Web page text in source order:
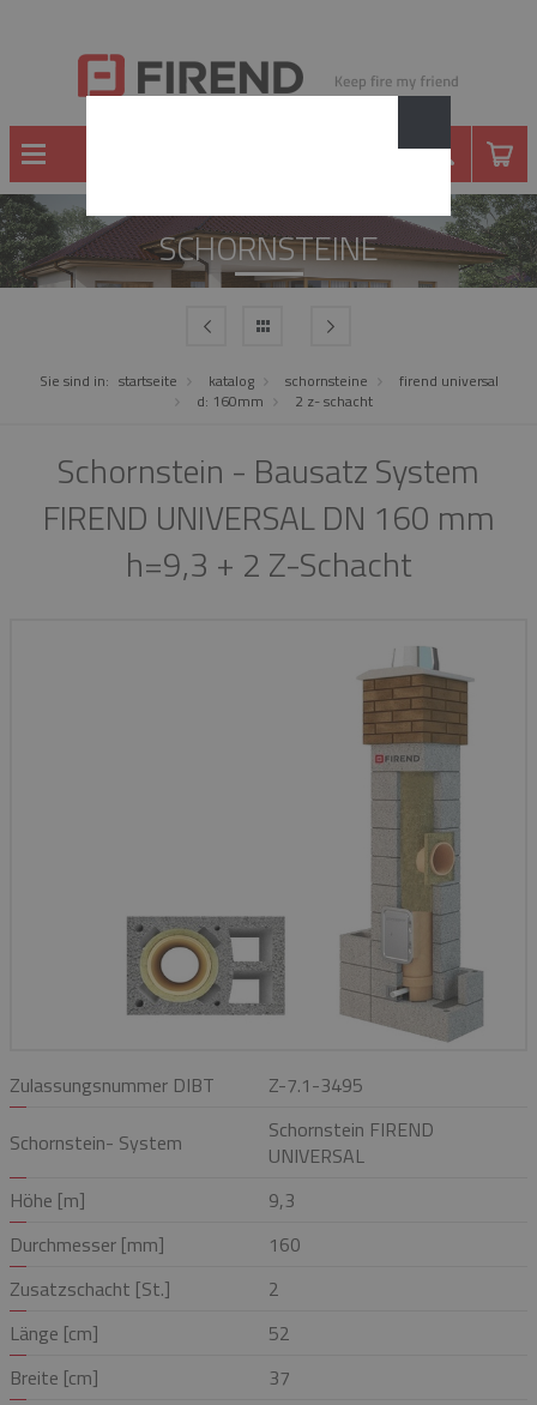
SCHORNSTEINE
Sie sind in: startseite katalog schornsteine
firend universal
d: 160mm
2 z- schacht
Schornstein - Bausatz System
FIREND UNIVERSAL DN 160 mm
h=9,3 + 2 Z-Schacht
Zulassungsnummer DIBT
Z-7.1-3495
Schornstein- System
Schornstein FIREND
UNIVERSAL
Höhe [m]
9,3
Durchmesser [mm]
160
Zusatzschacht [St.]
2
Länge [cm]
52
Breite [cm]
37